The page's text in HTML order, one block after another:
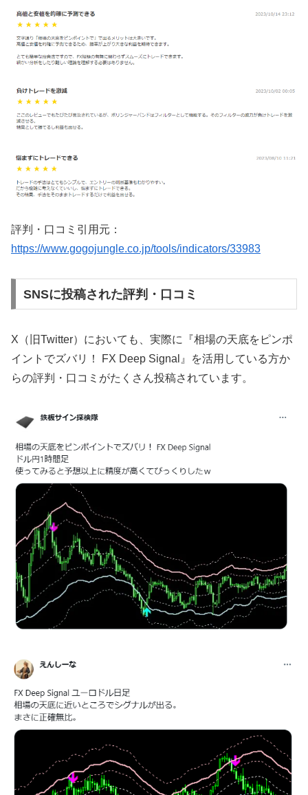
評判・口コミ引用元：
https://www.gogojungle.co.jp/tools/indicators/33983
SNSに投稿された評判・口コミ
X（旧Twitter）においても、実際に『相場の天底をピンポ
イントでズバリ！ FX Deep Signal』を活用している方か
らの評判・口コミがたくさん投稿されています。